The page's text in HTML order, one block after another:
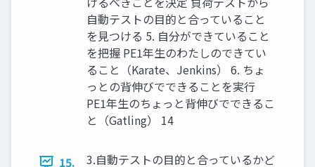
自動テストの目的と合っていること
を見つける 5. 自分ができていること
を把握 PE1年生のわたしのできてい
ること（Karate、Jenkins） 6. ちょ
っとの背伸びでできることを実行
PE1年生のちょっと背伸びでできるこ
と（Gatling） 14
15.
3.自動テストの目的と合っているかど